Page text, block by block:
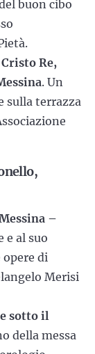
buon cibo
Re,
. Un
sulla terrazza
–
e al suo
di
Merisi
sotto il
della messa